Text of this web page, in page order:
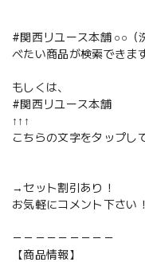
#関西リユース本舗 ○○（
べたい商品が検索できま
もしくは、
#関西リユース本舗
↑↑↑
こちらの文字をタップし
→セット割引あり！
お気軽にコメント下さい！
－－－－－－－－－
【商品情報】